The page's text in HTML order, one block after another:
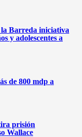
Barreda iniciativa
y adolescentes a
de 800 mdp a
prisión
Wallace